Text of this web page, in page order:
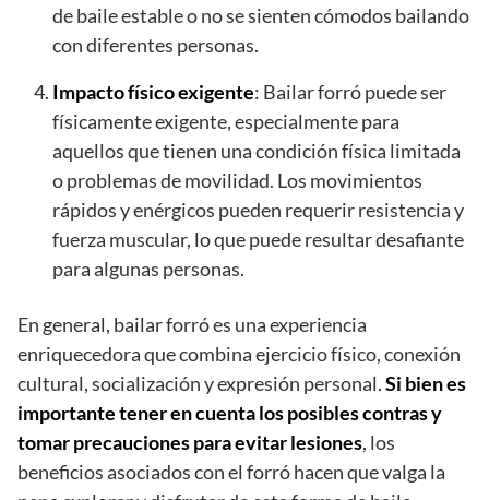
de baile estable o no se sienten cómodos bailando
con diferentes personas.
Impacto físico exigente: Bailar forró puede ser
físicamente exigente, especialmente para
aquellos que tienen una condición física limitada
o problemas de movilidad. Los movimientos
rápidos y enérgicos pueden requerir resistencia y
fuerza muscular, lo que puede resultar desafiante
para algunas personas.
En general, bailar forró es una experiencia
enriquecedora que combina ejercicio físico, conexión
cultural, socialización y expresión personal.Si bien es
importante tener en cuenta los posibles contras y
tomar precauciones para evitar lesiones, los
beneficios asociados con el forró hacen que valga la